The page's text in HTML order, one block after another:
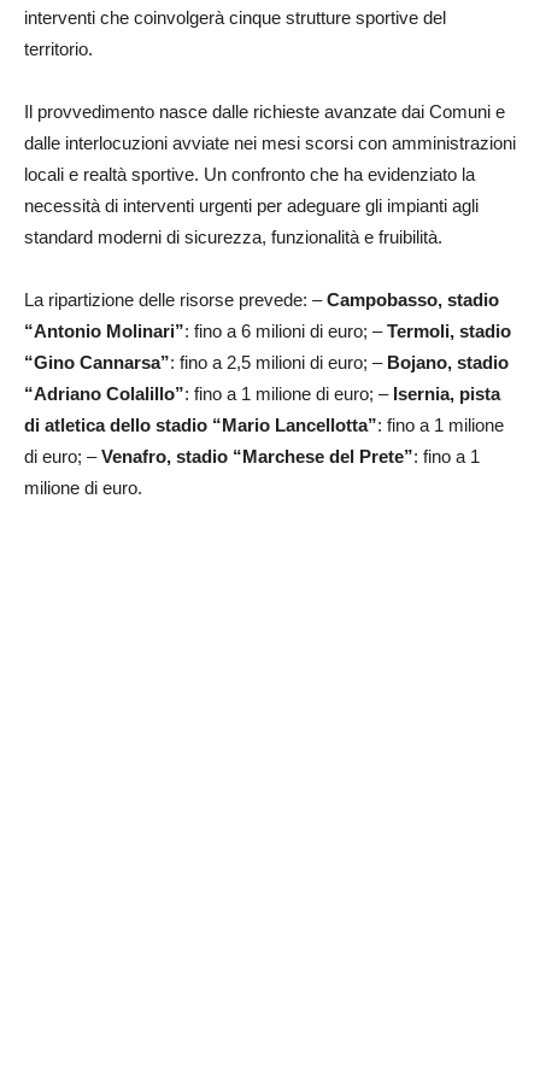
interventi che coinvolgerà cinque strutture sportive del
territorio.
Il provvedimento nasce dalle richieste avanzate dai Comuni e
dalle interlocuzioni avviate nei mesi scorsi con amministrazioni
locali e realtà sportive. Un confronto che ha evidenziato la
necessità di interventi urgenti per adeguare gli impianti agli
standard moderni di sicurezza, funzionalità e fruibilità.
La ripartizione delle risorse prevede: –Campobasso, stadio
“Antonio Molinari”: fino a 6 milioni di euro; –Termoli, stadio
“Gino Cannarsa”: fino a 2,5 milioni di euro; – Bojano, stadio
“Adriano Colalillo”: fino a 1 milione di euro; – Isernia, pista
di atletica dello stadio “Mario Lancellotta”: fino a 1 milione
di euro; –Venafro, stadio “Marchese del Prete”: fino a 1
milione di euro.